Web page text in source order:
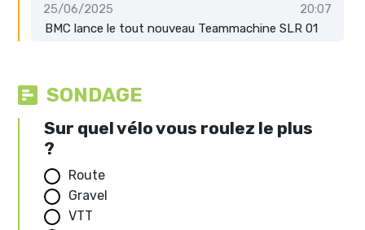
25/06/2025
20:07
BMC lance le tout nouveau Teammachine SLR 01
SONDAGE
Sur quel vélo vous roulez le plus
?
Route
Gravel
VTT